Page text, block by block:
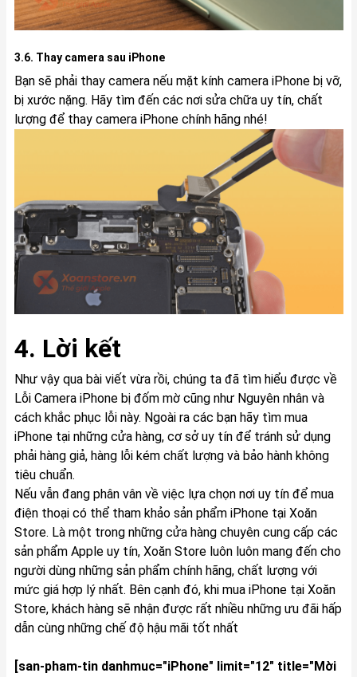
3.6. Thay camera sau iPhone
Bạn sẽ phải thay camera nếu mặt kính camera iPhone bị vỡ,
bị xước nặng. Hãy tìm đến các nơi sửa chữa uy tín, chất
lượng để thay camera iPhone chính hãng nhé!
4. Lời kết
Như vậy qua bài viết vừa rồi, chúng ta đã tìm hiểu được về
Lỗi Camera iPhone bị đốm mờ cũng như Nguyên nhân và
cách khắc phục lỗi này. Ngoài ra các bạn hãy tìm mua
iPhone tại những cửa hàng, cơ sở uy tín để tránh sử dụng
phải hàng giả, hàng lỗi kém chất lượng và bảo hành không
tiêu chuẩn.
Nếu vẫn đang phân vân về việc lựa chọn nơi uy tín để mua
điện thoại có thể tham khảo sản phẩm iPhonetại Xoăn
Store. Là một trong những cửa hàng chuyên cung cấp các
sản phẩm Apple uy tín, Xoăn Store luôn luôn mang đến cho
người dùng những sản phẩm chính hãng, chất lượng với
mức giá hợp lý nhất. Bên cạnh đó, khi mua iPhone tại Xoăn
Store, khách hàng sẽ nhận được rất nhiều những ưu đãi hấp
dẫn cùng những chế độ hậu mãi tốt nhất
[san-pham-tin danhmuc="iPhone" limit="12" title="Mời